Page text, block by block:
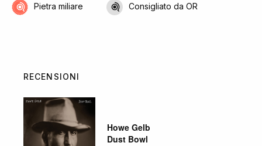
Pietra miliare Consigliato da OR
RECENSIONI
Howe Gelb
Dust Bowl